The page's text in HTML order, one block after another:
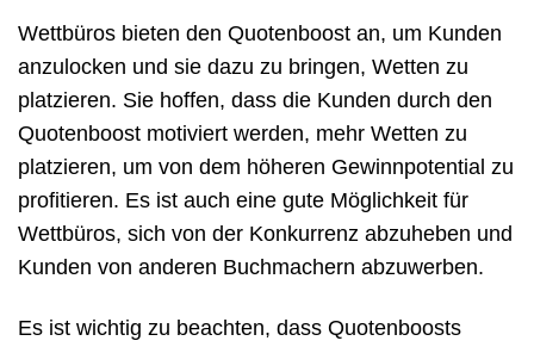
Wettbüros bieten den Quotenboost an, um Kunden
anzulocken und sie dazu zu bringen, Wetten zu
platzieren. Sie hoffen, dass die Kunden durch den
Quotenboost motiviert werden, mehr Wetten zu
platzieren, um von dem höheren Gewinnpotential zu
profitieren. Es ist auch eine gute Möglichkeit für
Wettbüros, sich von der Konkurrenz abzuheben und
Kunden von anderen Buchmachern abzuwerben.
Es ist wichtig zu beachten, dass Quotenboosts